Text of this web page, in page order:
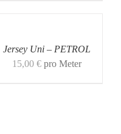
Jersey Uni – PETROL
15,00 € pro Meter